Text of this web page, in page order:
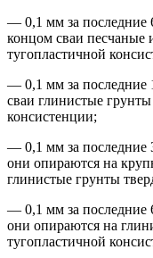
— 0,1 мм за
концом сваи песчаные
тугопластичной
— 0,1 мм за
сваи глинистые
консистенции;
— 0,1 мм за последние
они опираются на
глинистые грунты
— 0,1 мм за последние
они опираются на
тугопластичной